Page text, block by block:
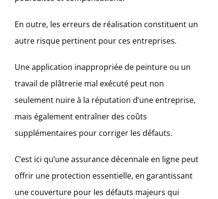
En outre, les erreurs de réalisation constituent un
autre risque pertinent pour ces entreprises.
Une application inappropriée de peinture ou un
travail de plâtrerie mal exécuté peut non
seulement nuire à la réputation d’une entreprise,
mais également entraîner des coûts
supplémentaires pour corriger les défauts.
C’est ici qu’une assurance décennale en ligne peut
offrir une protection essentielle, en garantissant
une couverture pour les défauts majeurs qui